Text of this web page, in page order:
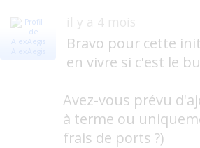
AlexAegis
il y a 4 mois
Bravo pour cette
en vivre si c'est le
Avez-vous prévu
à terme ou
frais de ports ?)